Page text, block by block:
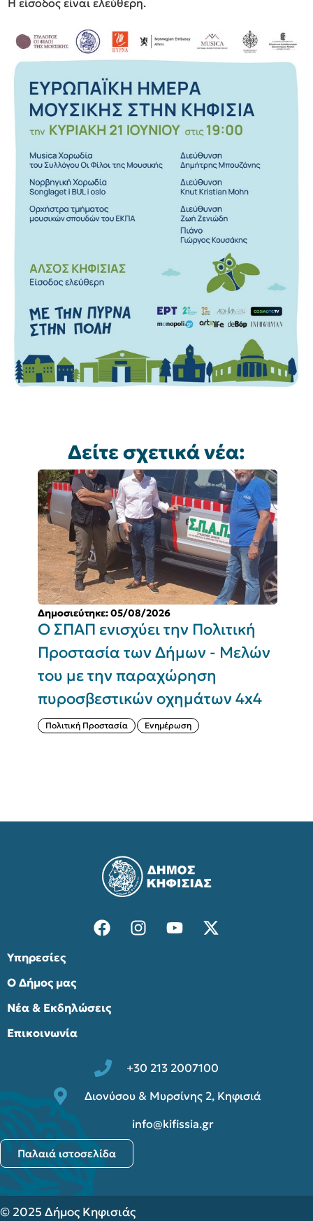
Δείτε σχετικά νέα:
Δημοσιεύτηκε: 05/08/2026
Ο ΣΠΑΠ ενισχύει την Πολιτική
Προστασία των Δήμων - Μελών
του με την παραχώρηση
πυροσβεστικών οχημάτων 4x4
Πολιτική Προστασία Ενημέρωση
Υπηρεσίες
Ο Δήμος μας
Νέα & Εκδηλώσεις
Επικοινωνία
+30 213 2007100
Διονύσου & Μυρσίνης 2, Κηφισιά
info@kifissia.gr
Παλαιά ιστοσελίδα
© 2025 Δήμος Κηφισιάς